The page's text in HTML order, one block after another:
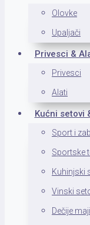
Olovke
Upaljači
Privesci &
Privesci
Alati
Kućni setovi
Sport i
Sportske
Kuhinjski
Vinski
Dečije